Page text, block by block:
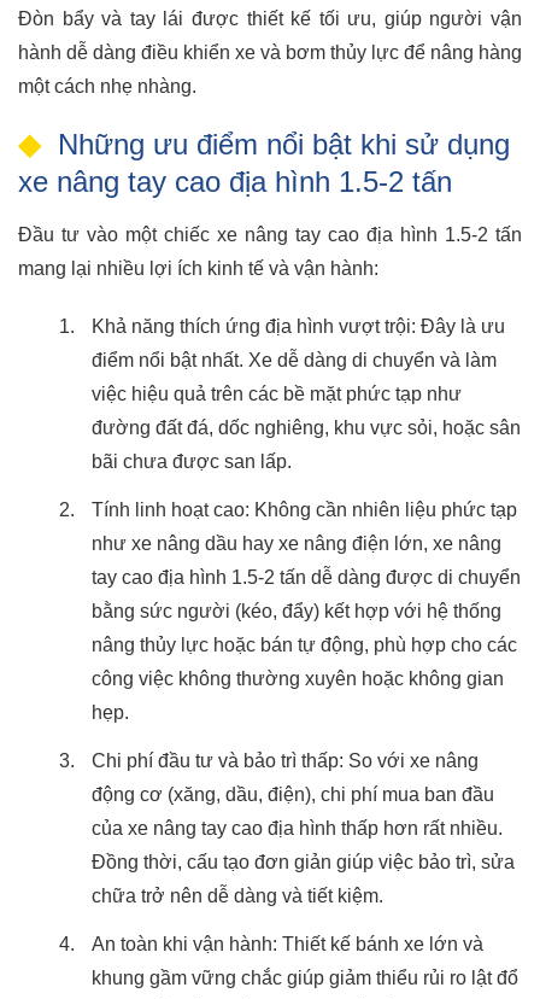
Đòn bẩy và tay lái được thiết kế tối ưu, giúp người vận
hành dễ dàng điều khiển xe và bơm thủy lực để nâng hàng
một cách nhẹ nhàng.
Những ưu điểm nổi bật khi sử dụng
xe nâng tay cao địa hình 1.5-2 tấn
Đầu tư vào một chiếc xe nâng tay cao địa hình 1.5-2 tấn
mang lại nhiều lợi ích kinh tế và vận hành:
Khả năng thích ứng địa hình vượt trội: Đây là ưu
điểm nổi bật nhất. Xe dễ dàng di chuyển và làm
việc hiệu quả trên các bề mặt phức tạp như
đường đất đá, dốc nghiêng, khu vực sỏi, hoặc sân
bãi chưa được san lấp.
Tính linh hoạt cao: Không cần nhiên liệu phức tạp
như xe nâng dầu hay xe nâng điện lớn, xe nâng
tay cao địa hình 1.5-2 tấn dễ dàng được di chuyển
bằng sức người (kéo, đẩy) kết hợp với hệ thống
nâng thủy lực hoặc bán tự động, phù hợp cho các
công việc không thường xuyên hoặc không gian
hẹp.
Chi phí đầu tư và bảo trì thấp: So với xe nâng
động cơ (xăng, dầu, điện), chi phí mua ban đầu
của xe nâng tay cao địa hình thấp hơn rất nhiều.
Đồng thời, cấu tạo đơn giản giúp việc bảo trì, sửa
chữa trở nên dễ dàng và tiết kiệm.
An toàn khi vận hành: Thiết kế bánh xe lớn và
khung gầm vững chắc giúp giảm thiểu rủi ro lật đổ